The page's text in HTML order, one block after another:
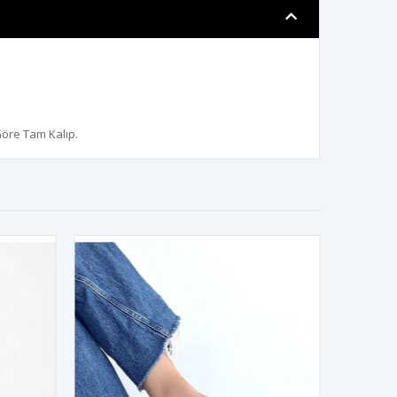
Tam Kalıp.